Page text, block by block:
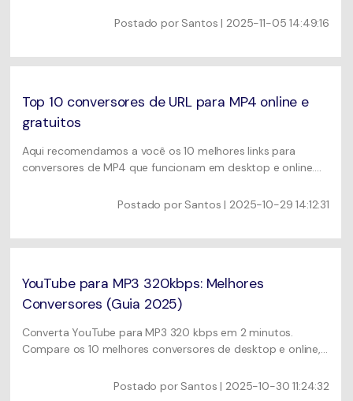
vídeos do Bilibili agora.Postado por Santos | 2025-11-05 14:49:16
Top 10 conversores de URL para MP4 online e
gratuitos
Aqui recomendamos a você os 10 melhores links para
conversores de MP4 que funcionam em desktop e online.
Postado por Santos | 2025-10-29 14:12:31
YouTube para MP3 320kbps: Melhores
Conversores (Guia 2025)
Converta YouTube para MP3 320 kbps em 2 minutos.
Compare os 10 melhores conversores de desktop e online,
áudio real de 320kbps—atualizado para 2025.
Postado por Santos | 2025-10-30 11:24:32